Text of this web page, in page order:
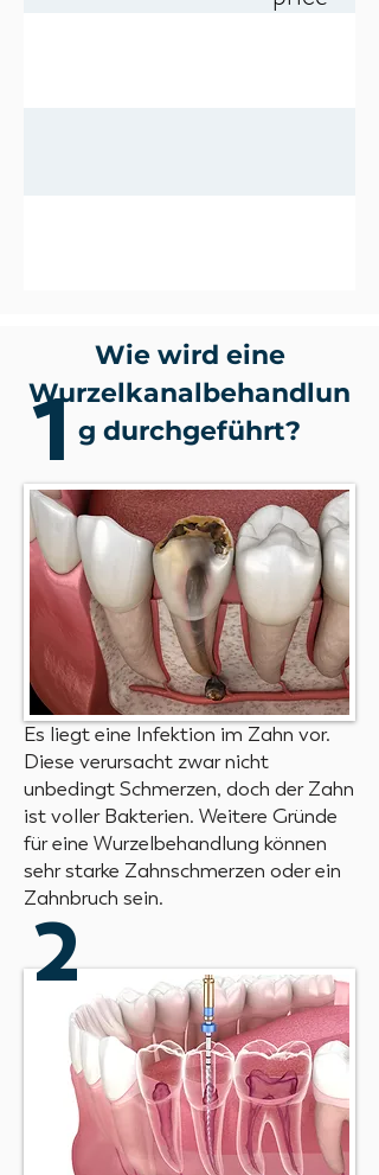
Wie wird eine
Wurzelkanalbehandlun
g durchgeführt?
1
Es liegt eine Infektion im Zahn vor.
Diese verursacht zwar nicht
unbedingt Schmerzen, doch der Zahn
ist voller Bakterien. Weitere Gründe
für eine Wurzelbehandlung können
sehr starke Zahnschmerzen oder ein
Zahnbruch sein.
2